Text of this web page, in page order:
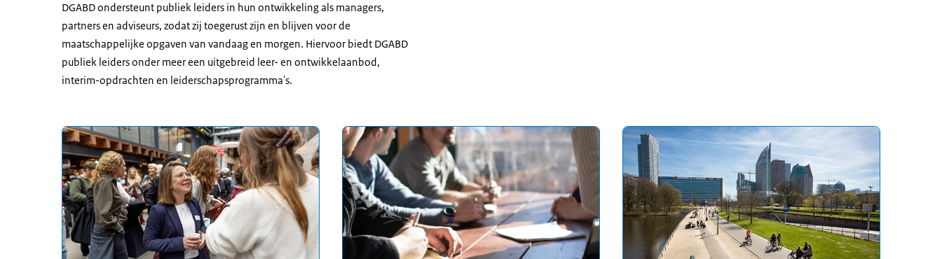
DGABD ondersteunt publiek leiders in hun ontwikkeling als managers,
partners en adviseurs, zodat zij toegerust zijn en blijven voor de
maatschappelijke opgaven van vandaag en morgen. Hiervoor biedt DGABD
publiek leiders onder meer een uitgebreid leer- en ontwikkelaanbod,
interim-opdrachten en leiderschapsprogramma's.
Uitgelicht